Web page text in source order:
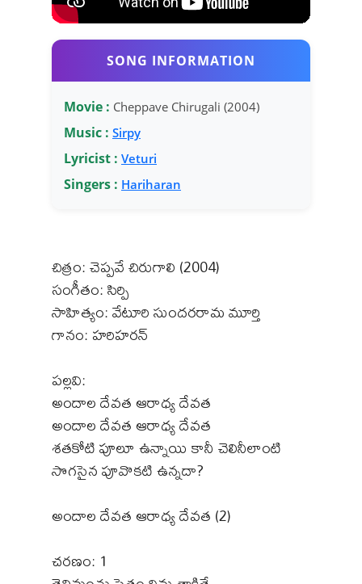
SONG INFORMATION
Movie : Cheppave Chirugali (2004)
Music : Sirpy
Lyricist : Veturi
Singers : Hariharan
చిత్రం: చెప్పవే చిరుగాలి (2004)
సంగీతం: సిర్పి
సాహిత్యం: వేటూరి సుందరరామ మూర్తి
గానం: హరిహరన్
పల్లవి:
అందాల దేవత ఆరాధ్య దేవత
అందాల దేవత ఆరాధ్య దేవత
శతకోటి పూలూ ఉన్నాయి కానీ చెలినీలాంటి
సొగసైన పూవొకటి ఉన్నదా?
అందాల దేవత ఆరాధ్య దేవత (2)
చరణం: 1